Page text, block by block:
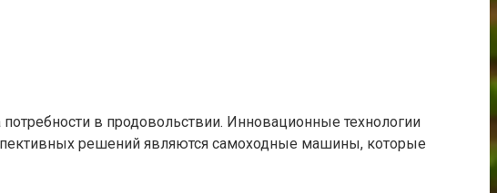
в продовольствии. Инновационные технологии
решений являются самоходные машины, которые